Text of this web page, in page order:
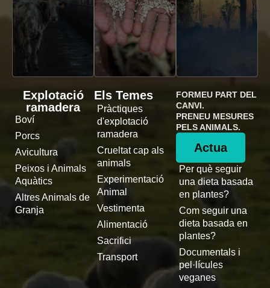
Explotació
ramadera
Boví
Porcs
Avicultura
Peixos i Animals
Aquàtics
Altres Animals de
Granja
Els Temes
Pràctiques
d'explotació
ramadera
Crueltat cap als
animals
Experimentació
Animal
Vestimenta
Alimentació
Sacrifici
Transport
FORMEU PART DEL
CANVI.
PRENEU MESURES
PELS ANIMALS.
Actua
Per què seguir
una dieta basada
en plantes?
Com seguir una
dieta basada en
plantes?
Documentals i
pel·lícules
veganes